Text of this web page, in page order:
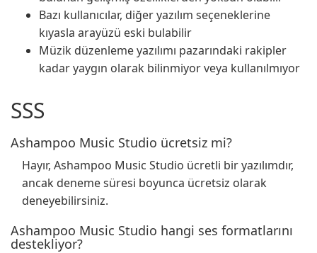
Bazı kullanıcılar, diğer yazılım seçeneklerine
kıyasla arayüzü eski bulabilir
Müzik düzenleme yazılımı pazarındaki rakipler
kadar yaygın olarak bilinmiyor veya kullanılmıyor
SSS
Ashampoo Music Studio ücretsiz mi?
Hayır, Ashampoo Music Studio ücretli bir yazılımdır,
ancak deneme süresi boyunca ücretsiz olarak
deneyebilirsiniz.
Ashampoo Music Studio hangi ses formatlarını
destekliyor?